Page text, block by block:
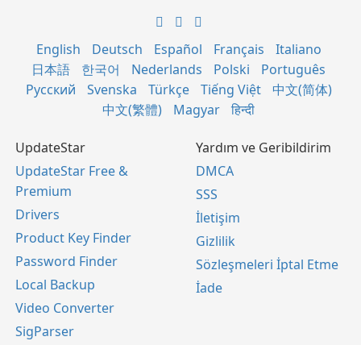
English Deutsch Español Français
Italiano
日本語
한국어 Nederlands Polski
Português
Русский
Svenska Türkçe Tiếng Việt
中文(简体)
中文(繁體)
Magyar हिन्दी
UpdateStar
UpdateStar Free &
Premium
Drivers
Product Key Finder
Password Finder
Local Backup
Video Converter
SigParser
Yardım ve Geribildirim
DMCA
SSS
İletişim
Gizlilik
Sözleşmeleri İptal Etme
İade